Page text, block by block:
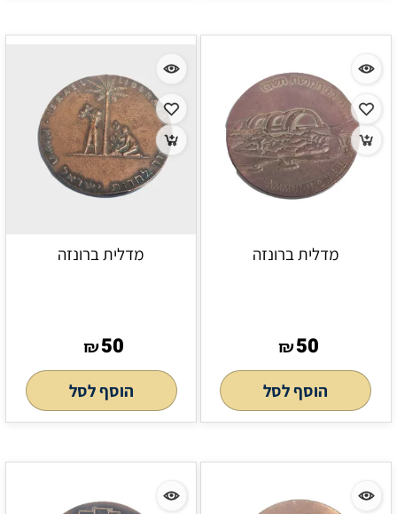
מדלית ברונזה
₪50
הוסף לסל
מדלית ברונזה
₪50
הוסף לסל